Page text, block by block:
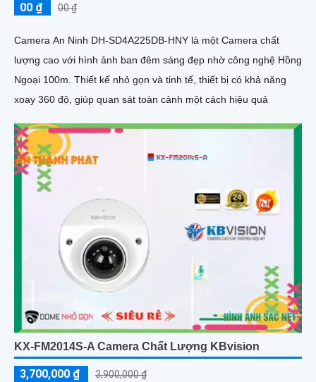
00 ₫ 00 ₫
Camera An Ninh DH-SD4A225DB-HNY là một Camera chất
lượng cao với hình ảnh ban đêm sáng đẹp nhờ công nghệ Hồng
Ngoại 100m. Thiết kế nhỏ gọn và tinh tế, thiết bị có khả năng
xoay 360 độ, giúp quan sát toàn cảnh một cách hiệu quả
KX-FM2014S-A Camera Chất Lượng KBvision
3,700,000 ₫ 3,900,000 ₫